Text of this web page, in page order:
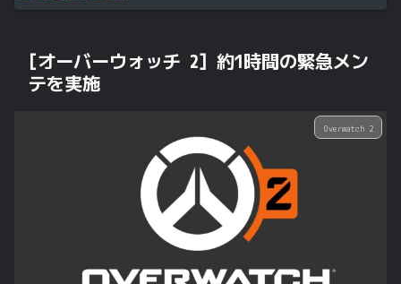
[オーバーウォッチ 2] 約1時間の緊急メン
テを実施
Overwatch 2